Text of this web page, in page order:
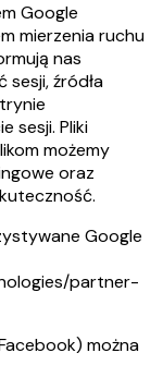
Google
mierzenia ruchu
nas
źródła
sesji. Pliki
możemy
oraz
Google
partner-
można